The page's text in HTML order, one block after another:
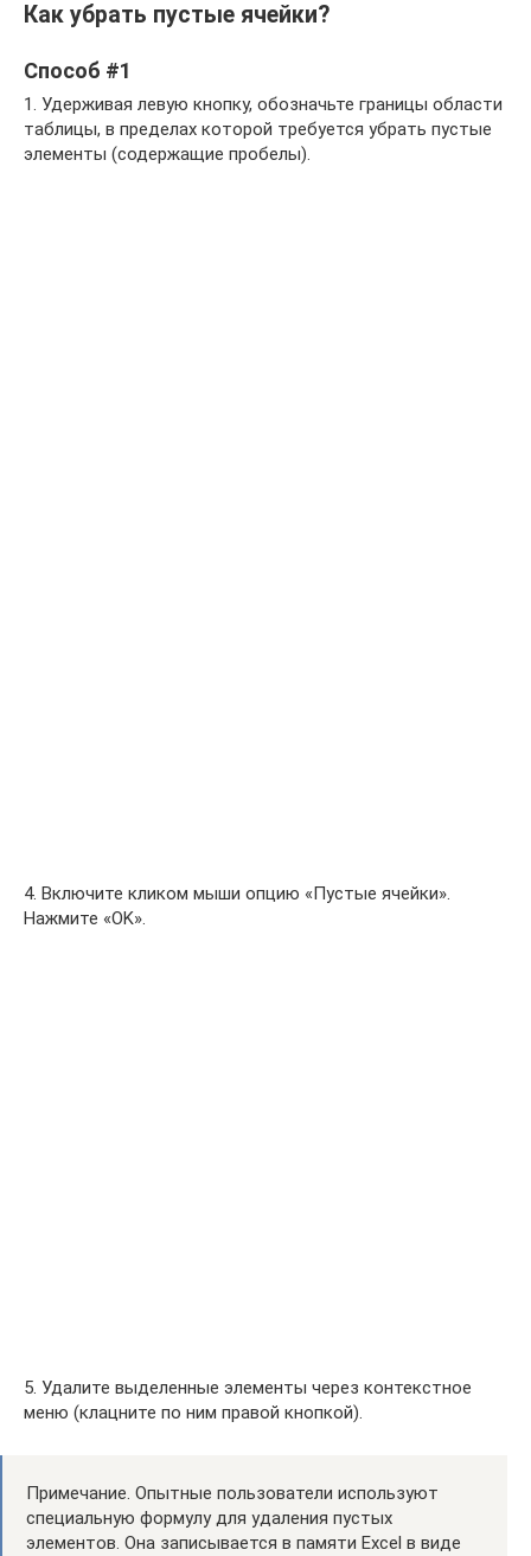
Как убрать пустые ячейки?
Способ #1
1. Удерживая левую кнопку, обозначьте границы области
таблицы, в пределах которой требуется убрать пустые
элементы (содержащие пробелы).
4. Включите кликом мыши опцию «Пустые ячейки».
Нажмите «OK».
5. Удалите выделенные элементы через контекстное
меню (клацните по ним правой кнопкой).
Примечание. Опытные пользователи используют
специальную формулу для удаления пустых
элементов. Она записывается в памяти Excel в виде